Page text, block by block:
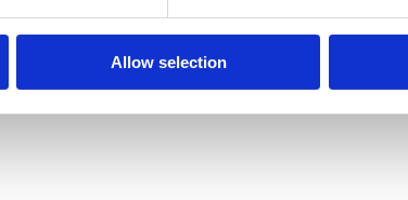
Allow selection